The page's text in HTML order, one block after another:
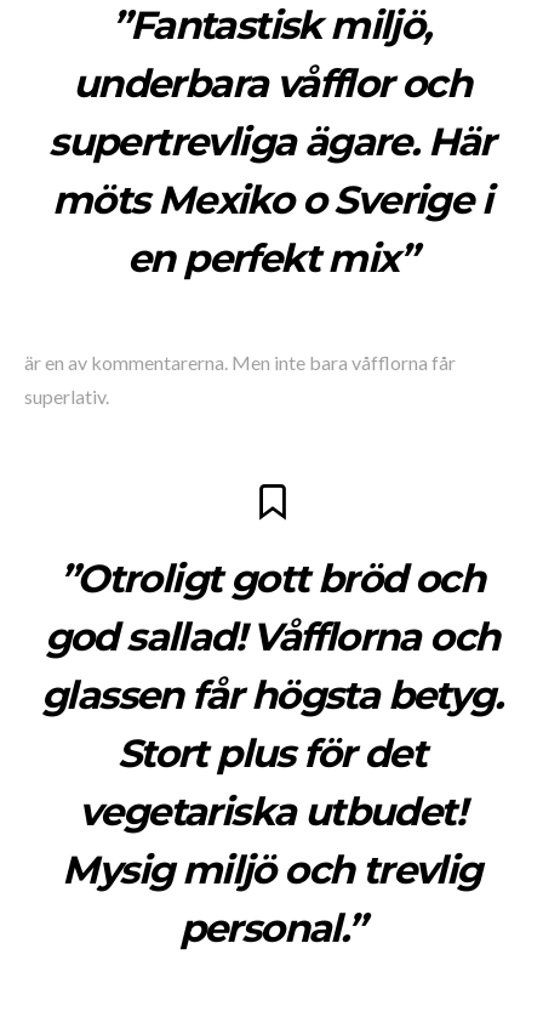
”Fantastisk miljö,
underbara våfflor och
supertrevliga ägare. Här
möts Mexiko o Sverige i
en perfekt mix”
är en av kommentarerna. Men inte bara våfflorna får
superlativ.
”Otroligt gott bröd och
god sallad! Våfflorna och
glassen får högsta betyg.
Stort plus för det
vegetariska utbudet!
Mysig miljö och trevlig
personal.”